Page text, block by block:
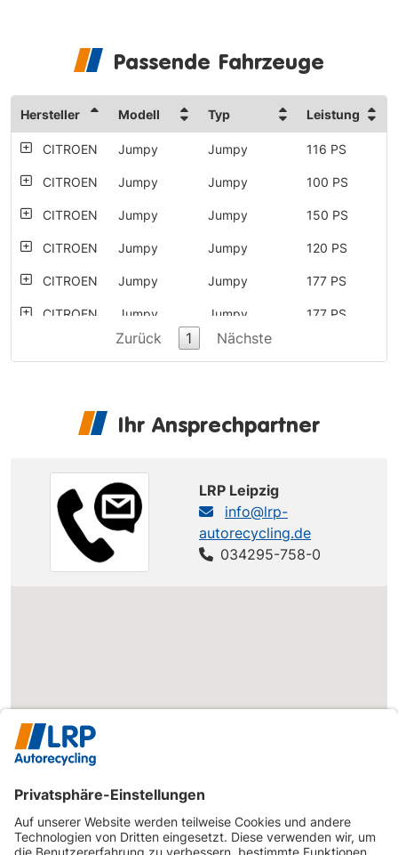
Passende Fahrzeuge
Hersteller Modell Typ Leistung
CITROEN Jumpy Jumpy 116 PS
CITROEN Jumpy Jumpy 100 PS
CITROEN Jumpy Jumpy 150 PS
CITROEN Jumpy Jumpy 120 PS
CITROEN Jumpy Jumpy 177 PS
CITROEN Jumpy Jumpy 177 PS
Jumpy Jumpy
CITROEN
CITROEN Jumpy
CITROEN Jumpy Jumpy
CITROEN Spacetourer 150 PS
100
CITROEN
OPEL Combo Combo Cargo 102 PS
OPEL Combo Combo Cargo 130 PS
Zurück 1 Nächste
Ihr Ansprechpartner
LRP Leipzig
info@lrp-
autorecycling.de
034295-758-0